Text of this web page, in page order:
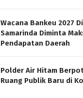
Wacana Bankeu 2027
Samarinda Diminta
Pendapatan Daerah
Polder Air Hitam
Ruang Publik Baru di